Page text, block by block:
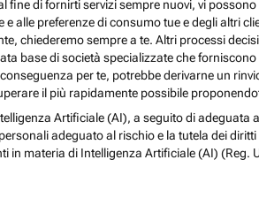
di fornirti servizi sempre nuovi, vi
alle preferenze di consumo tue e degli altri
chiederemo sempre a te. Altri processi
base di società specializzate che
per te, potrebbe derivarne un
il più rapidamente possibile
Artificiale (AI), a seguito di adeguata
adeguato al rischio e la tutela dei
materia di Intelligenza Artificiale (AI) (Reg.